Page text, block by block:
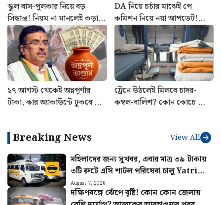
স্কুল বাস-পুলকার নিয়ে বড়
সিদ্ধান্ত! নিয়ম না মানলেই কড়া
ব্যবস্থা, জানাল পরিবহণ মন্ত্রী
DA নিয়ে চর্চার মাঝেই পে
কমিশন নিয়ে নয়া আপডেট!
সরকারি কর্মীদের জন্য বড় খবর
১৭ আগস্ট থেকেই অন্নপূর্ণার
টাকা, কার অ্যাকাউন্টে ঢুকবে ৩
ট্রেনে উঠলেই মিলবে চাদর-
কম্বল-বালিশ? কোন কোচে ফ্রি,
Breaking News View All
মহিলাদের জন্য সুখবর, এবার মাত্র ৩৯ টাকায়
৩টি রুটে এসি শাটল পরিষেবা চালু Yatri
Sathi-র
August 7, 2026
দক্ষিণবঙ্গে ঝেঁপে বৃষ্টি! কোন কোন জেলায়